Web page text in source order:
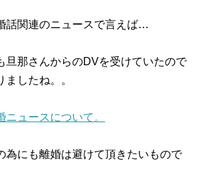
話関連のニュースで言えば…
旦那さんからのDVを受けていたので
したね。。
ュースについて。
為にも離婚は避けて頂きたいもので